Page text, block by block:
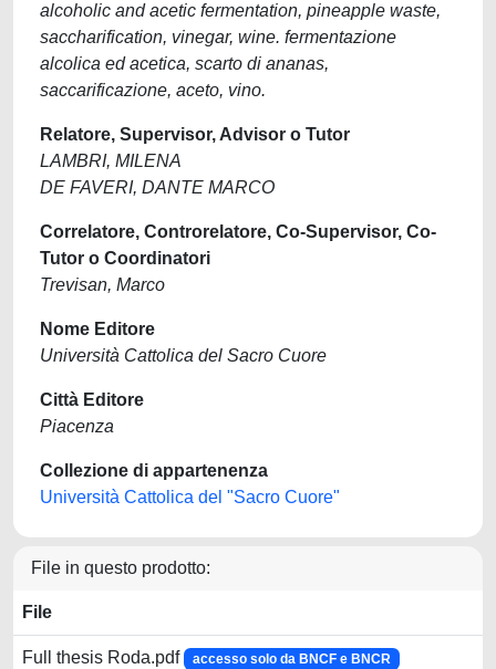
alcoholic and acetic fermentation, pineapple waste,
saccharification, vinegar, wine. fermentazione
alcolica ed acetica, scarto di ananas,
saccarificazione, aceto, vino.
Relatore, Supervisor, Advisor o Tutor
LAMBRI, MILENA
DE FAVERI, DANTE MARCO
Correlatore, Controrelatore, Co-Supervisor, Co-
Tutor o Coordinatori
Trevisan, Marco
Nome Editore
Università Cattolica del Sacro Cuore
Città Editore
Piacenza
Collezione di appartenenza
Università Cattolica del "Sacro Cuore"
File in questo prodotto:
File
Full thesis Roda.pdf accesso solo da BNCF e BNCR